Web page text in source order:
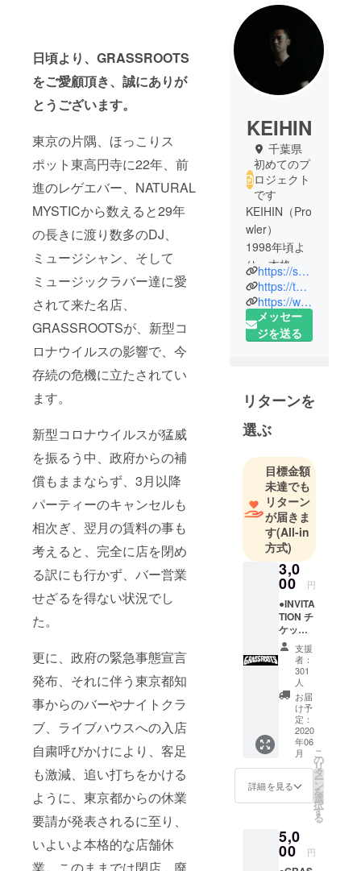
日頃より、GRASSROOTS
をご愛顧頂き、誠にありが
とうございます。
東京の片隅、ほっこりス
ポット東高円寺に22年、前
進のレゲエバー、NATURAL
MYSTICから数えると29年
の長きに渡り数多のDJ、
ミュージシャン、そして
ミュージックラバー達に愛
されて来た名店、
GRASSROOTSが、新型コ
ロナウイルスの影響で、今
存続の危機に立たされてい
ます。
新型コロナウイルスが猛威
を振るう中、政府からの補
償もままならず、3月以降
パーティーのキャンセルも
相次ぎ、翌月の賃料の事も
考えると、完全に店を閉め
る訳にも行かず、バー営業
せざるを得ない状況でし
た。
更に、政府の緊急事態宣言
発布、それに伴う東京都知
事からのバーやナイトクラ
ブ、ライブハウスへの入店
自粛呼びかけにより、客足
も激減、追い打ちをかける
ように、東京都からの休業
要請が発表されるに至り、
いよいよ本格的な店舗休
KEIHIN
千葉県
初めてのプ
ロジェクト
です
KEIHIN（Pro
wler）
1998年頃よ
り、本格的
なDJ活動を
開始。
プレイスタ
イルはHARD
W】
【Flower of
Life】
【Future
Terror】
【SUN】
【RAW
LIFE】な
ど、国内ア
ンダーグラ
ウンドシー
ンの重要
パーティー
でプレイ。
現在まで4枚
のMIX-CDを
リリース。
2008～2013
RILLA、
Shigeyasuと
TECHNOｘ
その先にあ
るFUTURE
MUSICを見
https://soundcloud.com/prowler001
https://twitter.com/KEIHIN_
https://www.instagram.com/keihin_/
メッセー
ジを送る
リターンを
選ぶ
目標金額
未達でも
リターン
が届きま
す(All-in
方式)
3,0
00 円
●INVITA
TION チ
ケット
(1名
様、1ド
リンク
付き) ・
本券1枚
につき1
名様の
み入場
できま
す。 ・
イベン
トによ
合があ
りま
支援
者：
301
人
お届
け予
定：
2020
年06
月
詳細を見る
こ
の
リ
タ
ー
ン
を
選
択
す
る
5,0
00 円